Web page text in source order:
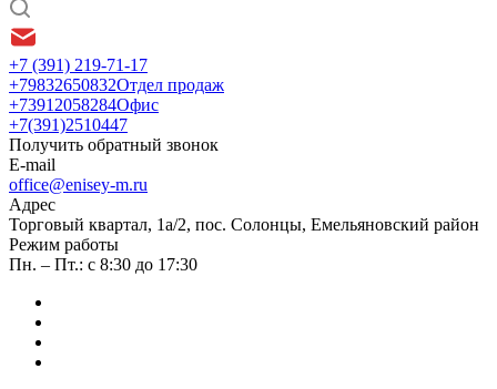
+7 (391) 219-71-17
+79832650832Отдел продаж
+73912058284Офис
+7(391)2510447
Получить обратный звонок
E-mail
office@enisey-m.ru
Адрес
​Торговый квартал, 1а/2, пос. Солонцы, Емельяновский район
Режим работы
Пн. – Пт.: с 8:30 до 17:30